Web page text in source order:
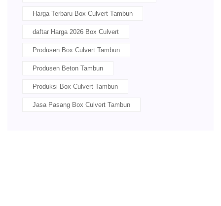
Harga Terbaru Box Culvert Tambun
daftar Harga 2026 Box Culvert
Produsen Box Culvert Tambun
Produsen Beton Tambun
Produksi Box Culvert Tambun
Jasa Pasang Box Culvert Tambun